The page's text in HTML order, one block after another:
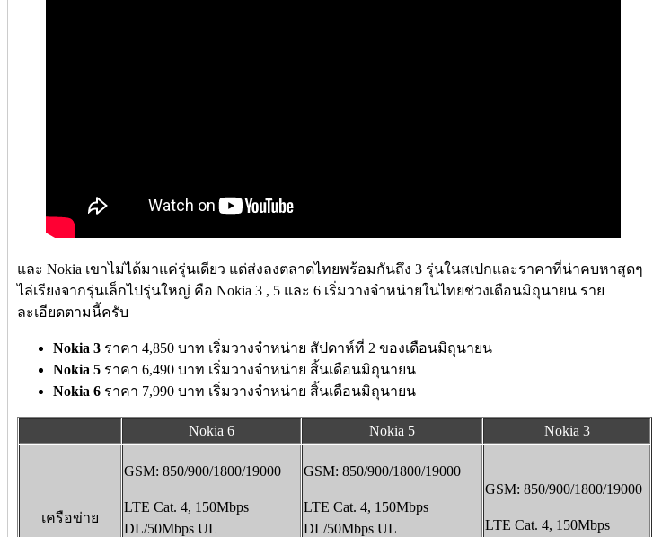
และ Nokia เขาไม่ได้มาแค่รุ่นเดียว แต่ส่งลงตลาดไทยพร้อมกันถึง 3 รุ่นในสเปกและราคาที่น่าคบหาสุดๆ
ไล่เรียงจากรุ่นเล็กไปรุ่นใหญ่ คือ Nokia 3 , 5 และ 6 เริ่มวางจำหน่ายในไทยช่วงเดือนมิถุนายน ราย
ละเอียดตามนี้ครับ
Nokia 3 ราคา 4,850 บาท เริ่มวางจำหน่าย สัปดาห์ที่ 2 ของเดือนมิถุนายน
Nokia 5 ราคา 6,490 บาท เริ่มวางจำหน่าย สิ้นเดือนมิถุนายน
Nokia 6 ราคา 7,990 บาท เริ่มวางจำหน่าย สิ้นเดือนมิถุนายน
Nokia 6 Nokia 5 Nokia 3
เครือข่าย
GSM: 850/900/1800/19000
LTE Cat. 4, 150Mbps
DL/50Mbps UL
GSM: 850/900/1800/19000
LTE Cat. 4, 150Mbps
DL/50Mbps UL
GSM: 850/900/1800/19000
LTE Cat. 4, 150Mbps